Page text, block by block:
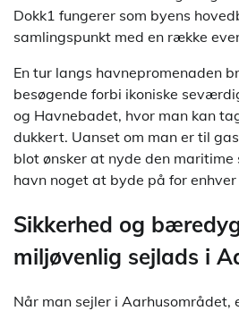
Dokk1 fungerer som byens
samlingspunkt med en række
En tur langs havnepromenaden
besøgende forbi ikoniske
og Havnebadet, hvor man kan
dukkert. Uanset om man er til
blot ønsker at nyde den maritime
havn noget at byde på for enhver
Sikkerhed og
miljøvenlig sejlads i
Når man sejler i